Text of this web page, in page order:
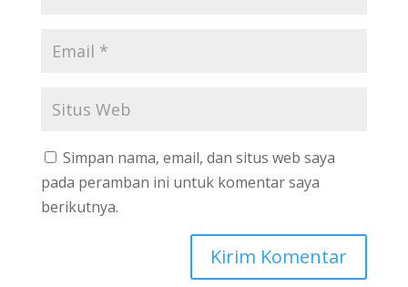
Simpan nama, email, dan situs web saya
pada peramban ini untuk komentar saya
berikutnya.